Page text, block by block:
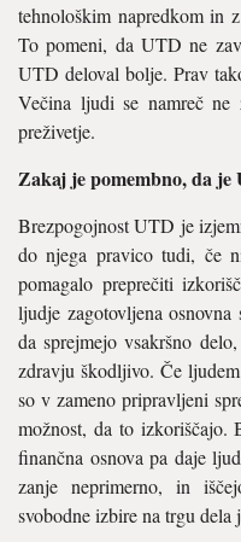
tehnološkim napredkom in
To pomeni, da UTD ne
UTD deloval bolje. Prav
Večina ljudi se namreč ne
preživetje.
Zakaj je pomembno, da je
Brezpogojnost UTD je
do njega pravico tudi, če
pomagalo preprečiti
ljudje zagotovljena
da sprejmejo vsakršno
zdravju škodljivo. Če
so v zameno pripravljeni
možnost, da to izkoriščajo.
finančna osnova pa daje
zanje neprimerno, in
svobodne izbire na trgu dela